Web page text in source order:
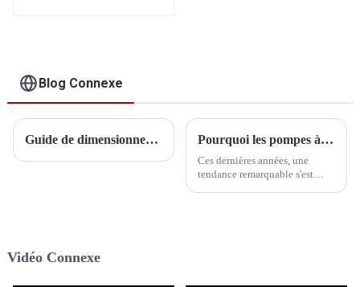
Blog Connexe
Guide de dimensionnement des pompes à chaleur pour le chauffage et le refroidissement des maisons Pourquoi les pompes à chaleur sont l'option préférée des familles
Ces dernières années, une
tendance remarquable s'est
Vidéo Connexe